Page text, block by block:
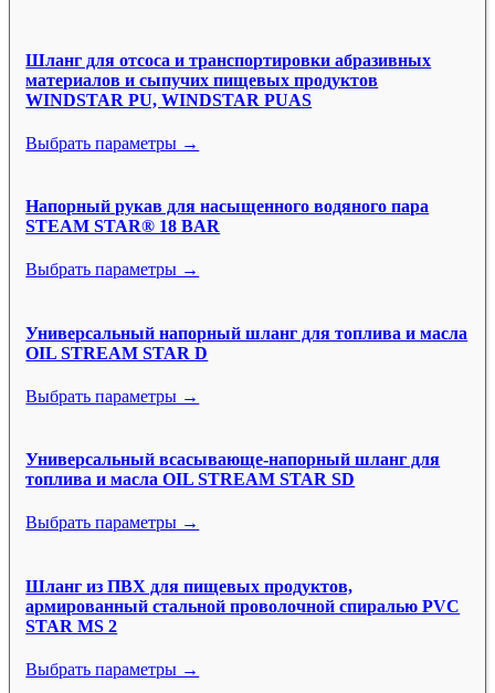
Шланг для отсоса и транспортировки абразивных
материалов и сыпучих пищевых продуктов
WINDSTAR PU, WINDSTAR PUAS
Выбрать параметры →
Напорный рукав для насыщенного водяного пара
STEAM STAR® 18 BAR
Выбрать параметры →
Универсальный напорный шланг для топлива и масла
OIL STREAM STAR D
Выбрать параметры →
Универсальный всасывающе-напорный шланг для
топлива и масла OIL STREAM STAR SD
Выбрать параметры →
Шланг из ПВХ для пищевых продуктов,
армированный стальной проволочной спиралью PVC
STAR MS 2
Выбрать параметры →